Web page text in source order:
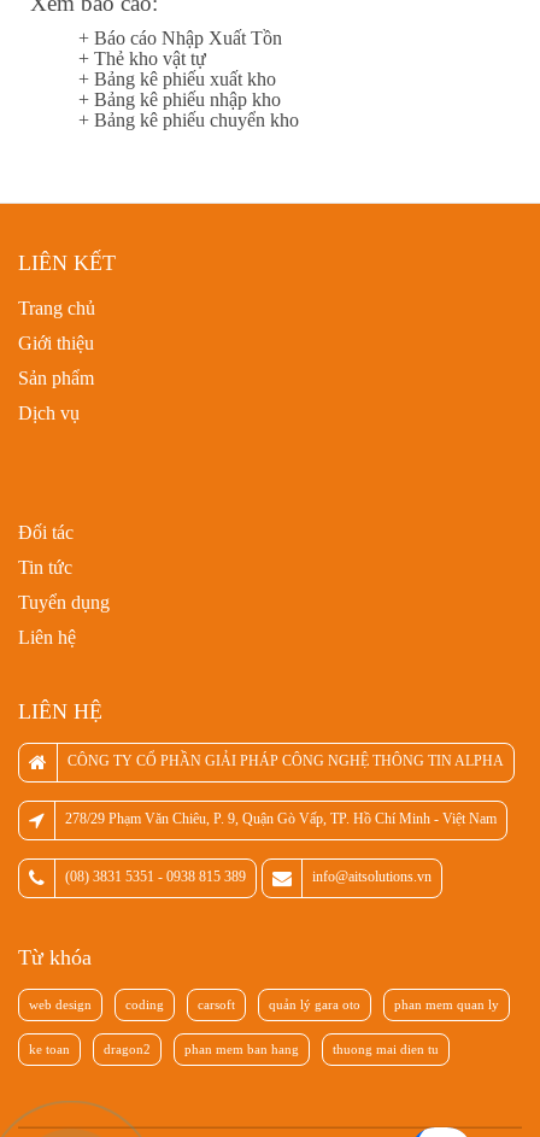
+ Báo cáo Nhập Xuất Tồn
+ Thẻ kho vật tự
+ Bảng kê phiếu xuất kho
+ Bảng kê phiếu nhập kho
+ Bảng kê phiếu chuyển kho
LIÊN KẾT
Trang chủ
Giới thiệu
Sản phẩm
Dịch vụ
Đối tác
Tin tức
Tuyển dụng
Liên hệ
LIÊN HỆ
CÔNG TY CỔ PHẦN GIẢI PHÁP CÔNG NGHỆ THÔNG TIN ALPHA
278/29 Phạm Văn Chiêu, P. 9, Quận Gò Vấp, TP. Hồ Chí Minh - Việt Nam
(08) 3831 5351 - 0938 815 389 info@aitsolutions.vn
Từ khóa
web design coding carsoft quản lý gara oto phan mem quan ly
ke toan dragon2 phan mem ban hang thuong mai dien tu